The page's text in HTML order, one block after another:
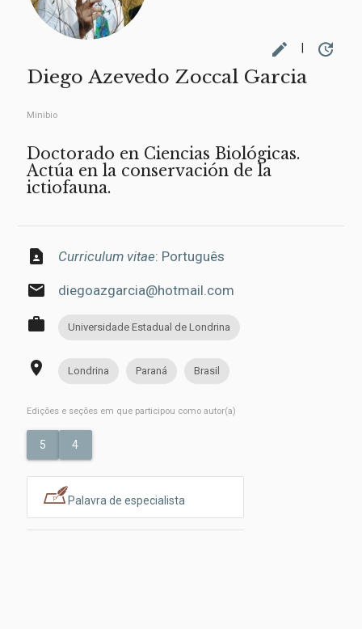
edit update
Diego Azevedo Zoccal Garcia
Minibio
Doctorado en Ciencias Biológicas.
Actúa en la conservación de la
ictiofauna.
contact_page Curriculum vitae: Português
email diegoazgarcia@hotmail.com
work Universidade Estadual de Londrina
place Londrina Paraná Brasil
Edições e seções em que participou como autor(a)
5 4
Palavra de especialista